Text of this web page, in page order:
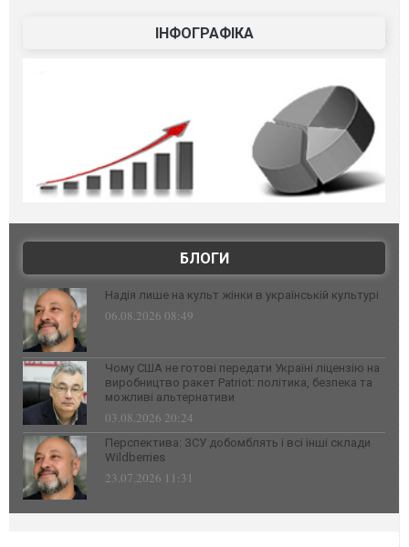
ІНФОГРАФІКА
БЛОГИ
Надія лише на культ жінки в українській культурі
06.08.2026 08:49
Чому США не готові передати Україні ліцензію на
виробництво ракет Patriot: політика, безпека та
можливі альтернативи
03.08.2026 20:24
Перспектива: ЗСУ добомблять і всі інші склади
Wildberries
23.07.2026 11:31